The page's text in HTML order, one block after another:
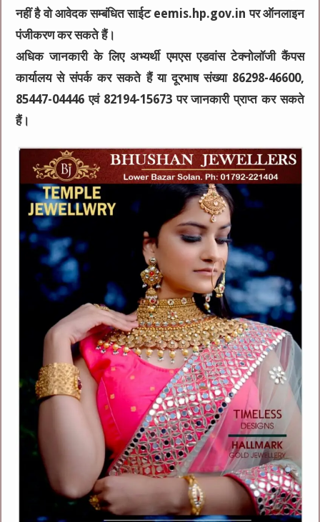
नहीं है वो आवेदक सम्बंधित साईट eemis.hp.gov.in पर ऑनलाइन
पंजीकरण कर सकते हैं।
अधिक जानकारी के लिए अभ्यर्थी एमएस एडवांस टेक्नोलॉजी कैंपस
कार्यालय से संपर्क कर सकते हैं या दूरभाष संख्या 86298-46600,
85447-04446 एवं 82194-15673 पर जानकारी प्राप्त कर सकते
हैं।